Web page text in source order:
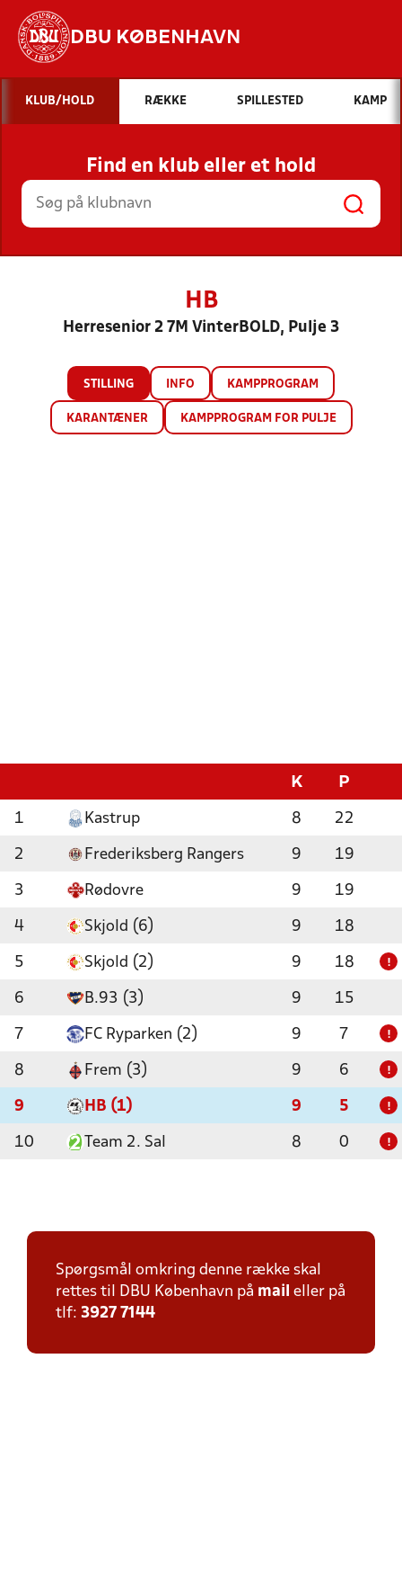
DBU KØBENHAVN
Hvad vil du søge efter?
INDHOLD OG NYHEDER
STILLINGER, RESULTATER, KLUBBER OG
HOLD
KLUB/HOLD RÆKKE SPILLESTED KAMP
Find en klub eller et hold
HB
Herresenior 2 7M VinterBOLD, Pulje 3
STILLING INFO KAMPPROGRAM
KARANTÆNER KAMPPROGRAM FOR PULJE
K P
1 Kastrup 8 22
2 Frederiksberg Rangers 9 19
3 Rødovre 9 19
4 Skjold (6) 9 18
5 Skjold (2) 9 18 !
6 B.93 (3) 9 15
7 FC Ryparken (2) 9 7 !
8 Frem (3) 9 6 !
9 HB (1) 9 5 !
10 Team 2. Sal 8 0 !
Spørgsmål omkring denne række skal
rettes til DBU København på mail eller på
tlf: 3927 7144